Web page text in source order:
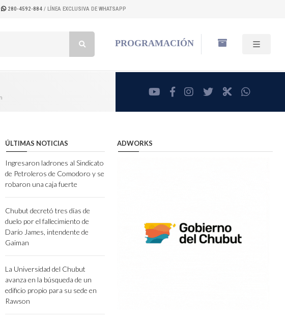
280-4592-884 / LÍNEA EXCLUSIVA DE WHATSAPP
PROGRAMACIÓN
youtubefacebookinstagram
twitterRadioCut
ÚLTIMAS NOTICIAS
Ingresaron ladrones al Sindicato
de Petroleros de Comodoro y se
robaron una caja fuerte
Chubut decretó tres días de
duelo por el fallecimiento de
Darío James, intendente de
Gaiman
La Universidad del Chubut
avanza en la búsqueda de un
edificio propio para su sede en
Rawson
ADWORKS